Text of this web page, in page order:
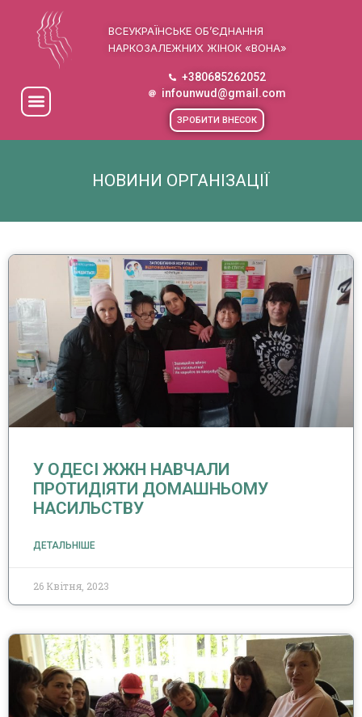
ВСЕУКРАЇНСЬКЕ ОБ’ЄДНАННЯ
НАРКОЗАЛЕЖНИХ ЖІНОК «ВОНА»
+380685262052
infounwud@gmail.com
ЗРОБИТИ ВНЕСОК
НОВИНИ ОРГАНІЗАЦІЇ
У ОДЕСІ ЖЖН НАВЧАЛИ
ПРОТИДІЯТИ ДОМАШНЬОМУ
НАСИЛЬСТВУ
ДЕТАЛЬНІШЕ
26 Квітня, 2023